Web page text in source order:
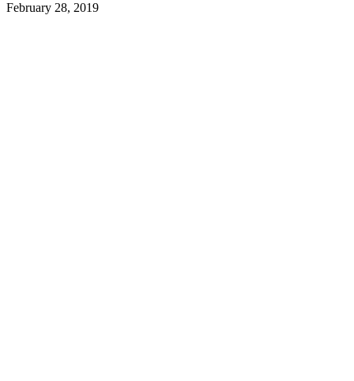
February 28, 2019